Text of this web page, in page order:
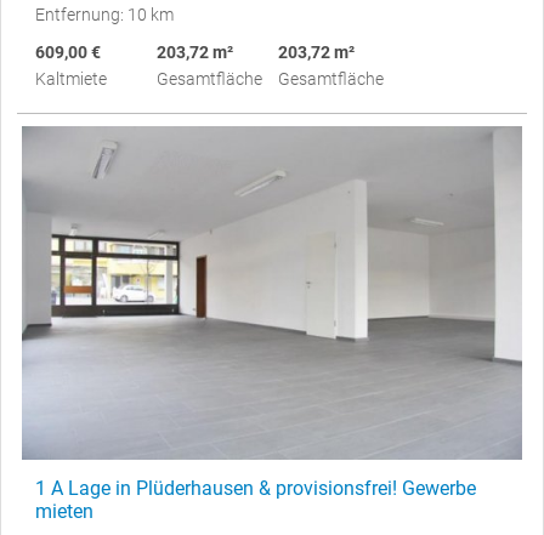
Entfernung: 10 km
609,00 €
Kaltmiete
203,72 m²
Gesamtfläche
203,72 m²
Gesamtfläche
1 A Lage in Plüderhausen & provisionsfrei! Gewerbe
mieten